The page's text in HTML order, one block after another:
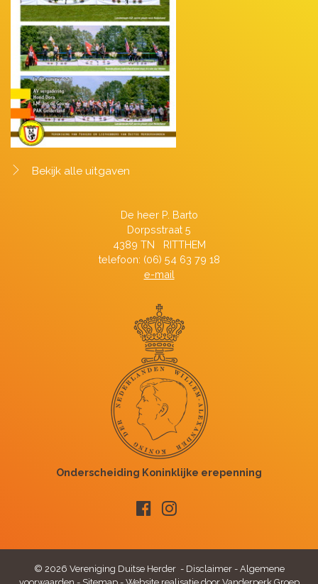
Bekijk alle uitgaven
De heer P. Barto
Dorpsstraat 5
4389 TN RITTHEM
telefoon: (06) 54 63 79 18
e-mail
© 2026 Vereniging Duitse Herder - Disclaimer- Algemene